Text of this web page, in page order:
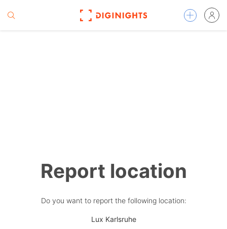
Report location
Do you want to report the following location:
Lux Karlsruhe